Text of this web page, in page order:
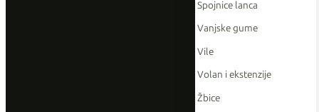
Spojnice lanca
Vanjske gume
Vile
Volan i ekstenzije
Žbice